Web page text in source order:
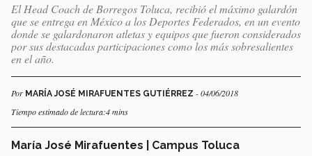
El Head Coach de Borregos Toluca, recibió el máximo galardón
que se entrega en México a los Deportes Federados, en un evento
donde se galardonaron atletas y equipos que fueron considerados
por sus destacadas participaciones como los más sobresalientes
en el año.
Por MARÍA JOSÉ MIRAFUENTES GUTIÉRREZ - 04/06/2018
Tiempo estimado de lectura:4 mins
María José Mirafuentes | Campus Toluca